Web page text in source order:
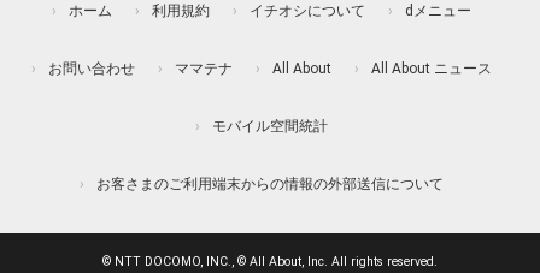
ホーム 利用規約 イチオシについて dメニュー
お問い合わせ ママテナ All About All About ニュース
モバイル空間統計
お客さまのご利用端末からの情報の外部送信について
© NTT DOCOMO, INC., © All About, Inc. All rights reserved.